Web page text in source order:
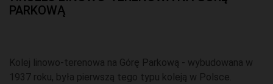
PARKOWĄ
Kolej linowo-terenowa na Górę Parkową - wybudowana w
1937 roku, była pierwszą tego typu koleją w Polsce.